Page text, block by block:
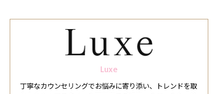
Luxe
丁寧なカウンセリングでお悩みに寄り添い、トレンドを取